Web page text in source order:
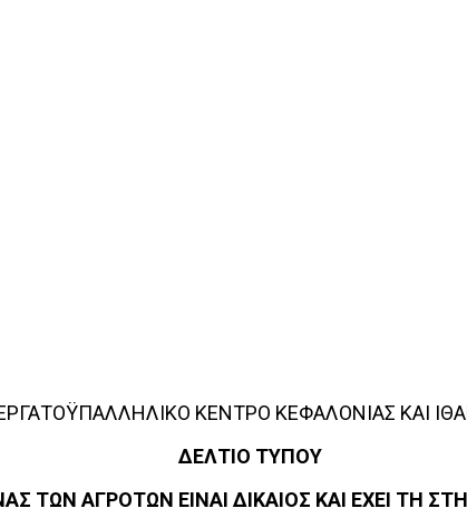
ΚΕΝΤΡΟ ΚΕΦΑΛΟΝΙΑΣ ΚΑΙ
ΔΕΛΤΙΟ ΤΥΠΟΥ
ΤΩΝ ΑΓΡΟΤΩΝ ΕΙΝΑΙ ΔΙΚΑΙΟΣ ΚΑΙ ΕΧΕΙ ΤΗ